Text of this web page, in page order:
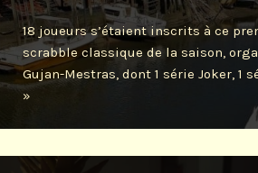
18 joueurs s’étaient inscrits à ce
scrabble classique de la saison,
Gujan-Mestras, dont 1 série Joker, 1
»